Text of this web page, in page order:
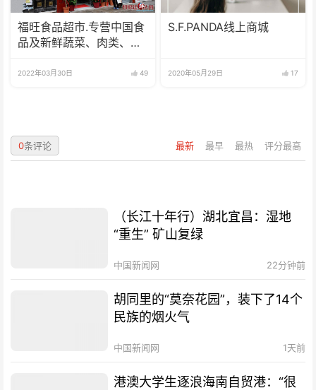
福旺食品超市.专营中国食
品及新鲜蔬菜、肉类、
2022年03月30日 49
S.F.PANDA线上商城
2020年05月29日 17
最新 最早 最热 评分最高
0条评论
（长江十年行）湖北宜昌：湿地
“重生” 矿山复绿
中国新闻网 22分钟前
胡同里的“莫奈花园”，装下了14个
民族的烟火气
中国新闻网 1天前
港澳大学生逐浪海南自贸港：“很